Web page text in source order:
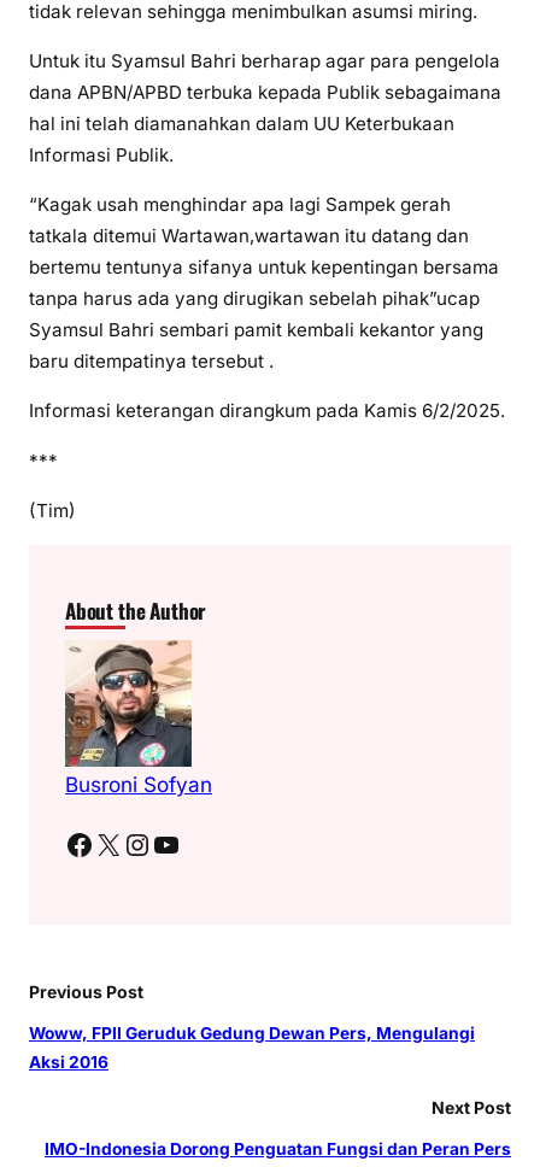
tidak relevan sehingga menimbulkan asumsi miring.
Untuk itu Syamsul Bahri berharap agar para pengelola
dana APBN/APBD terbuka kepada Publik sebagaimana
hal ini telah diamanahkan dalam UU Keterbukaan
Informasi Publik.
“Kagak usah menghindar apa lagi Sampek gerah
tatkala ditemui Wartawan,wartawan itu datang dan
bertemu tentunya sifanya untuk kepentingan bersama
tanpa harus ada yang dirugikan sebelah pihak”ucap
Syamsul Bahri sembari pamit kembali kekantor yang
baru ditempatinya tersebut .
Informasi keterangan dirangkum pada Kamis 6/2/2025.
***
(Tim)
About the Author
Busroni Sofyan
Facebook X Instagram YouTube
Previous Post
Woww, FPII Geruduk Gedung Dewan Pers, Mengulangi
Aksi 2016
Next Post
IMO-Indonesia Dorong Penguatan Fungsi dan Peran Pers